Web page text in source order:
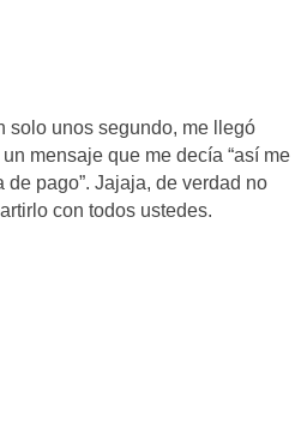
solo unos segundo, me llegó
mensaje que me decía “así me
pago”. Jajaja, de verdad no
con todos ustedes.